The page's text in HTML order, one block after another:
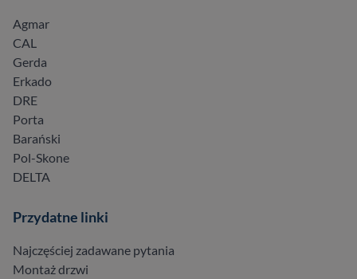
Agmar
CAL
Gerda
Erkado
DRE
Porta
Barański
Pol-Skone
DELTA
Przydatne linki
Najczęściej zadawane pytania
Montaż drzwi